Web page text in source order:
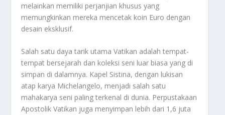
melainkan memiliki perjanjian khusus yang
memungkinkan mereka mencetak koin Euro dengan
desain eksklusif.
Salah satu daya tarik utama Vatikan adalah tempat-
tempat bersejarah dan koleksi seni luar biasa yang di
simpan di dalamnya. Kapel Sistina, dengan lukisan
atap karya Michelangelo, menjadi salah satu
mahakarya seni paling terkenal di dunia. Perpustakaan
Apostolik Vatikan juga menyimpan lebih dari 1,6 juta